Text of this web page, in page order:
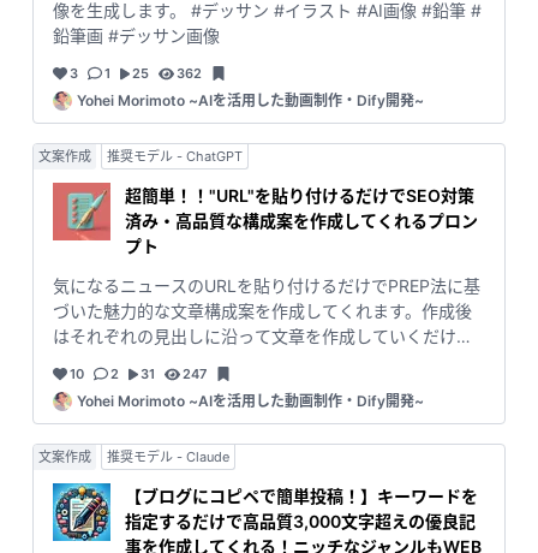
像を生成します。 #デッサン #イラスト #AI画像 #鉛筆 #
鉛筆画 #デッサン画像
3 1 25 362
Yohei Morimoto ~AIを活用した動画制作・Dify開発~
文案作成 推奨モデル - ChatGPT
超簡単！！"URL"を貼り付けるだけでSEO対策
済み・高品質な構成案を作成してくれるプロン
プト
気になるニュースのURLを貼り付けるだけでPREP法に基
づいた魅力的な文章構成案を作成してくれます。作成後
はそれぞれの見出しに沿って文章を作成していくだけで
#WordPress #SEO #ブログ作成 #副業 #記事執筆 #ブロ
ガー
10 2 31 247
Yohei Morimoto ~AIを活用した動画制作・Dify開発~
文案作成 推奨モデル - Claude
【ブログにコピペで簡単投稿！】キーワードを
指定するだけで高品質3,000文字超えの優良記
事を作成してくれる！ニッチなジャンルもWEB